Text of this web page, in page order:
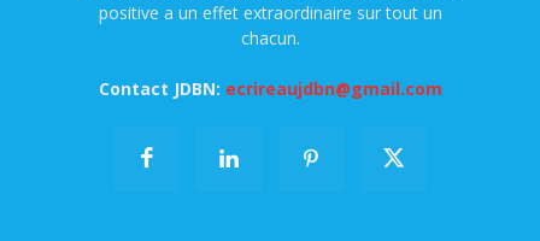
positive a un effet extraordinaire sur tout un
chacun.
Contact JDBN: ecrireaujdbn@gmail.com